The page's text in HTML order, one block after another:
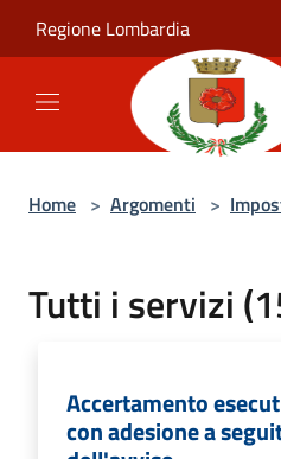
Regione Lombardia
Home > Argomenti >
Tutti i servizi
Accertamento
con adesione a